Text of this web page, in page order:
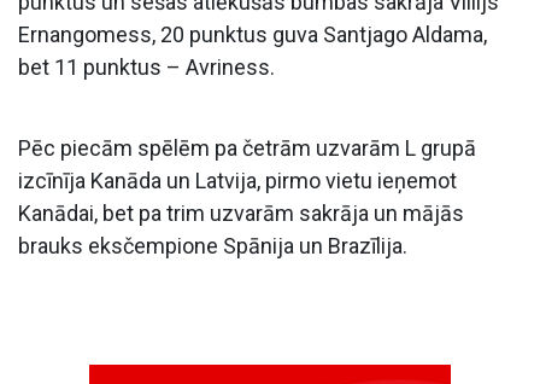
Ernangomess, 20 punktus guva Santjago Aldama,
bet 11 punktus – Avriness.
Pēc piecām spēlēm pa četrām uzvarām L grupā
izcīnīja Kanāda un Latvija, pirmo vietu ieņemot
Kanādai, bet pa trim uzvarām sakrāja un mājās
brauks eksčempione Spānija un Brazīlija.